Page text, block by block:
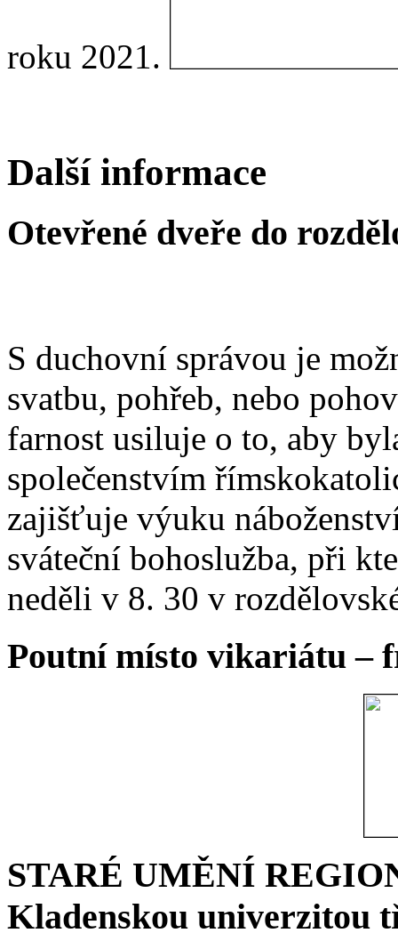
roku 2021.
Další informace
Otevřené dveře do
S duchovní správou je
svatbu, pohřeb, nebo
farnost usiluje o to, aby
společenstvím
zajišťuje výuku
sváteční bohoslužba, při
neděli v 8. 30 v
Poutní místo vikariátu –
STARÉ UMĚNÍ
Kladenskou univerzitou